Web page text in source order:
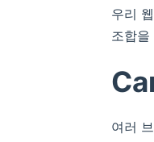
우리
조합을
여러